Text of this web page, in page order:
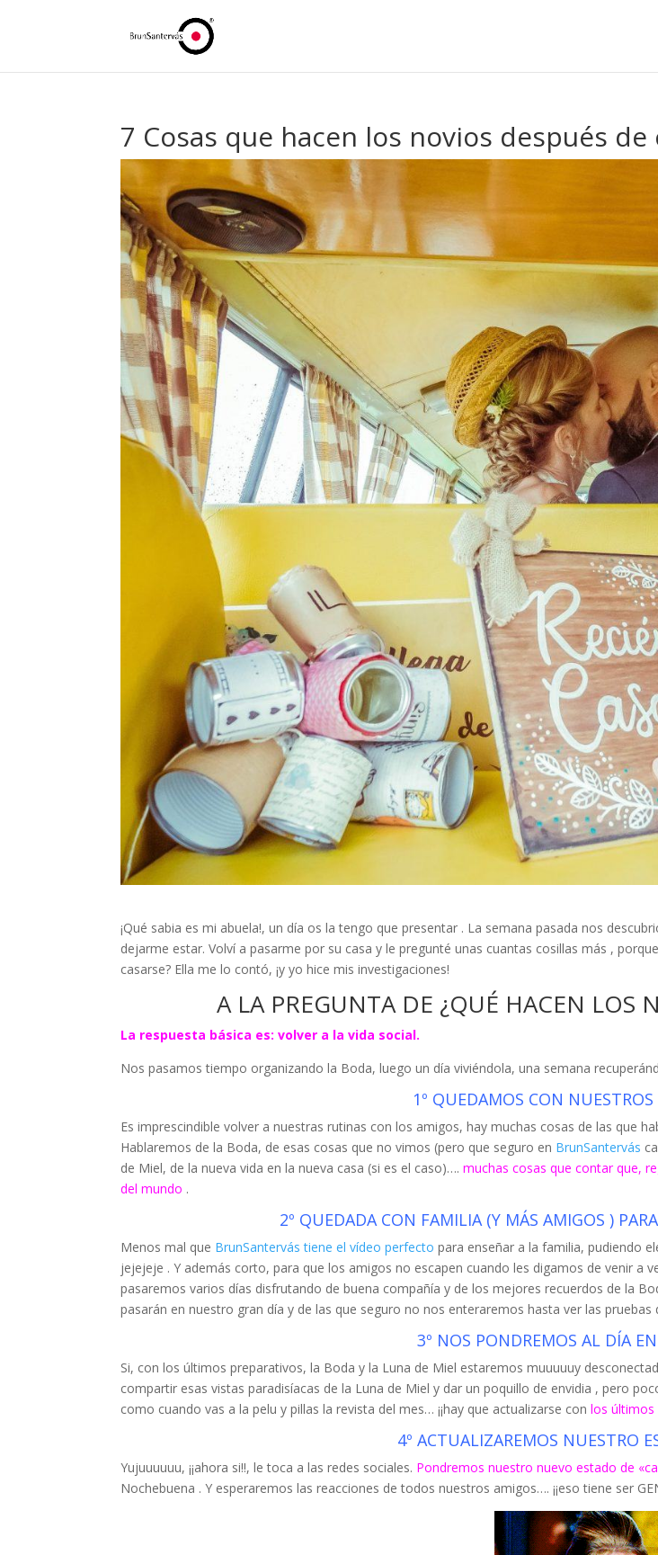
7 Cosas que hacen los novios después de
¡Qué sabia es mi abuela!, un día os la tengo que presentar . La semana pasada nos
dejarme estar. Volví a pasarme por su casa y le pregunté unas cuantas cosillas más ,
casarse? Ella me lo contó, ¡y yo hice mis investigaciones!
A LA PREGUNTA DE ¿QUÉ HACEN LOS
La respuesta básica es: volver a la vida social.
Nos pasamos tiempo organizando la Boda, luego un día viviéndola, una semana
1º QUEDAMOS CON NUESTROS
Es imprescindible volver a nuestras rutinas con los amigos, hay muchas cosas de las que
Hablaremos de la Boda, de esas cosas que no vimos (pero que seguro en BrunSantervás
de Miel, de la nueva vida en la nueva casa (si es el caso)….muchas cosas que contar que,
del mundo .
2º QUEDADA CON FAMILIA (Y MÁS AMIGOS )
Menos mal que BrunSantervás tiene el vídeo perfecto para enseñar a la familia, pudiendo
jejejeje . Y además corto, para que los amigos no escapen cuando les digamos de venir
pasaremos varios días disfrutando de buena compañía y de los mejores recuerdos de la
pasarán en nuestro gran día y de las que seguro no nos enteraremos hasta ver las pruebas
3º NOS PONDREMOS AL DÍA EN
Si, con los últimos preparativos, la Boda y la Luna de Miel estaremos muuuuuy
compartir esas vistas paradisíacas de la Luna de Miel y dar un poquillo de envidia , pero
como cuando vas a la pelu y pillas la revista del mes… ¡¡hay que actualizarse conlos
4º ACTUALIZAREMOS NUESTRO
Yujuuuuuu, ¡¡ahora si!!, le toca a las redes sociales. Pondremos nuestro nuevo estado de
Nochebuena . Y esperaremos las reacciones de todos nuestros amigos…. ¡¡eso tiene ser